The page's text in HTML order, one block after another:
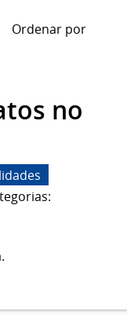
Ordenar por
no